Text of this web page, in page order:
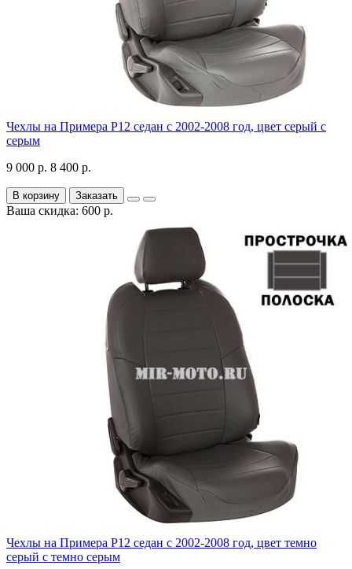
Чехлы на Примера P12 седан с 2002-2008 год, цвет серый с
серым
9 000 р. 8 400 р.
В корзину Заказать
Ваша скидка: 600 р.
Чехлы на Примера P12 седан с 2002-2008 год, цвет темно
серый с темно серым